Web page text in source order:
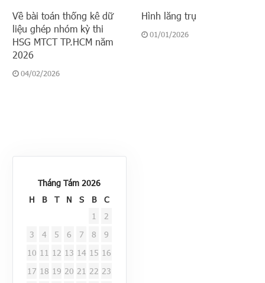
Về bài toán thống kê dữ
liệu ghép nhóm kỳ thi
HSG MTCT TP.HCM năm
2026
04/02/2026
Hình lăng trụ
01/01/2026
Tháng Tám 2026
H
B T N S B
C
1
2
3
4 5 6 7 8
9
10 11 12 13 14 15 16
17 18 19 20 21 22 23